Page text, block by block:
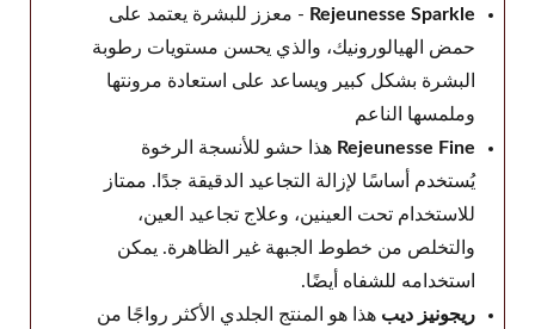
Rejeunesse Sparkle - معزز للبشرة يعتمد على
حمض الهيالورونيك، والذي يحسن مستويات رطوبة
البشرة بشكل كبير ويساعد على استعادة مرونتها
وملمسها الناعم
Rejeunesse Fine هذا حشو للأنسجة الرخوة
يُستخدم أساسًا لإزالة التجاعيد الدقيقة جدًا. ممتاز
للاستخدام تحت العينين، وعلاج تجاعيد العين،
والتخلص من خطوط الجبهة غير الظاهرة. يمكن
استخدامه للشفاه أيضًا.
ريجونيز ديب هذا هو المنتج الجلدي الأكثر رواجًا من
Dongbang Medical
Dongkook
ExoCoBio
Forest Hills Lab
Gana R&D
Genoss
IBSA
Jetema
LG Chem